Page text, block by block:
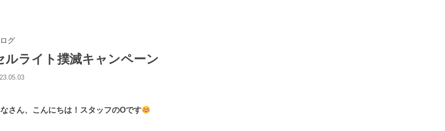
グ
ルライト撲滅キャンペーン
さん、こんにちは！スタッフのOです